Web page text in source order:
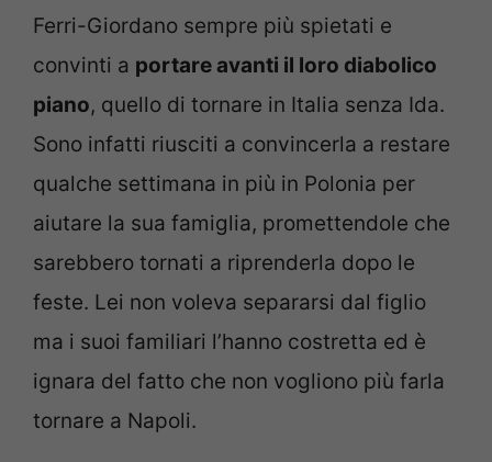
Ferri-Giordano sempre più spietati e
convinti a portare avanti il loro diabolico
piano, quello di tornare in Italia senza Ida.
Sono infatti riusciti a convincerla a restare
qualche settimana in più in Polonia per
aiutare la sua famiglia, promettendole che
sarebbero tornati a riprenderla dopo le
feste. Lei non voleva separarsi dal figlio
ma i suoi familiari l’hanno costretta ed è
ignara del fatto che non vogliono più farla
tornare a Napoli.